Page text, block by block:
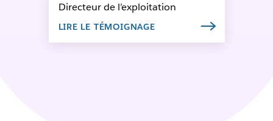
Directeur de l’exploitation
LIRE LE TÉMOIGNAGE